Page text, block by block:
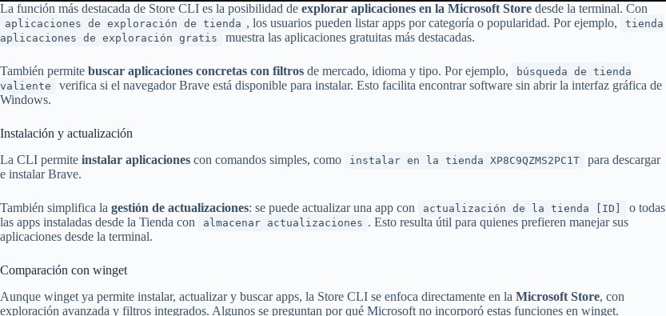
La función más destacada de Store CLI es la posibilidad de explorar aplicaciones en la Microsoft Store desde la terminal. Con
aplicaciones de exploración de tienda , los usuarios pueden listar apps por categoría o popularidad. Por ejemplo,
tienda
aplicaciones de exploración gratis
muestra las aplicaciones gratuitas más destacadas.
También permite buscar aplicaciones concretas con filtros de mercado, idioma y tipo. Por ejemplo,
búsqueda de tienda
valiente
verifica si el navegador Brave está disponible para instalar. Esto facilita encontrar software sin abrir la interfaz gráfica de
Windows.
Instalación y actualización
La CLI permite instalar aplicaciones con comandos simples, como instalar en la tienda XP8C9QZMS2PC1T
para descargar
e instalar Brave.
También simplifica la gestión de actualizaciones: se puede actualizar una app con actualización de la tienda [ID]
o todas
las apps instaladas desde la Tienda con
almacenar actualizaciones . Esto resulta útil para quienes prefieren manejar sus
aplicaciones desde la terminal.
Comparación con winget
Aunque winget ya permite instalar, actualizar y buscar apps, la Store CLI se enfoca directamente en la Microsoft Store, con
exploración avanzada y filtros integrados. Algunos se preguntan por qué Microsoft no incorporó estas funciones en winget.